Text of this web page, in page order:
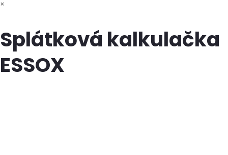
×
Splátková kalkulačka
ESSOX